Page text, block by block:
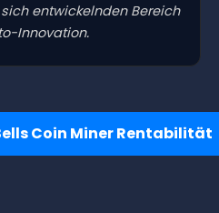
entwickelnden Bereich
Innovation.
Coin Miner Rentabilität